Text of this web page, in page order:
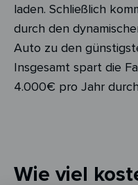
laden. Schließlich
durch den
Auto zu den
Insgesamt spart die
4.000€ pro Jahr
Wie viel